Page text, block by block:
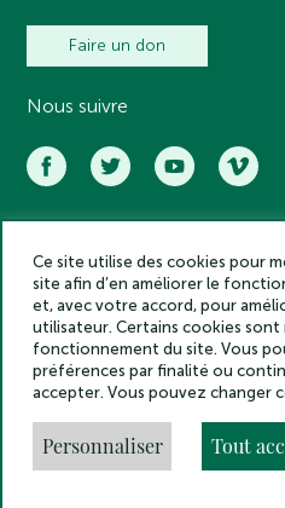
Faire un don
Nous suivre
Académie des inscriptions et
Politique de
Mentions
Gestion
Made by
Ce site utilise des cookies pour
site afin d’en améliorer le
et, avec votre accord, pour
utilisateur. Certains cookies sont
fonctionnement du site. Vous
préférences par finalité ou
accepter. Vous pouvez changer
Personnaliser Tout